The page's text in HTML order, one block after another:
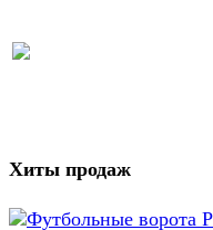
Хиты продаж